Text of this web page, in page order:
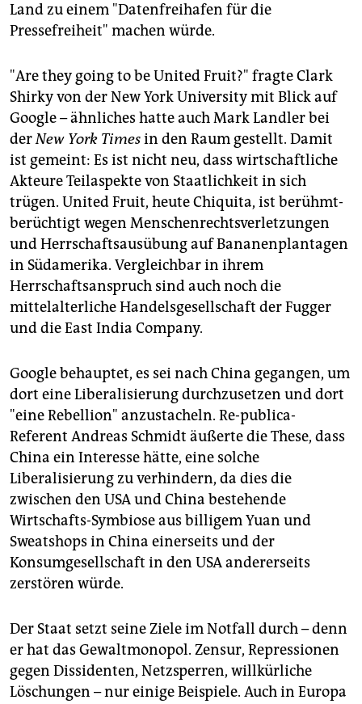
Land zu einem "Datenfreihafen für die
Pressefreiheit" machen würde.
"Are they going to be United Fruit?" fragte Clark
Shirky von der New York University mit Blick auf
Google – ähnliches hatte auch Mark Landler bei
derNew York Timesin den Raum gestellt. Damit
ist gemeint: Es ist nicht neu, dass wirtschaftliche
Akteure Teilaspekte von Staatlichkeit in sich
trügen. United Fruit, heute Chiquita, ist berühmt-
berüchtigt wegen Menschenrechtsverletzungen
und Herrschaftsausübung auf Bananenplantagen
in Südamerika. Vergleichbar in ihrem
Herrschaftsanspruch sind auch noch die
mittelalterliche Handelsgesellschaft der Fugger
und die East India Company.
Google behauptet, es sei nach China gegangen, um
dort eine Liberalisierung durchzusetzen und dort
"eine Rebellion" anzustacheln. Re-publica-
Referent Andreas Schmidt äußerte die These, dass
China ein Interesse hätte, eine solche
Liberalisierung zu verhindern, da dies die
zwischen den USA und China bestehende
Wirtschafts-Symbiose aus billigem Yuan und
Sweatshops in China einerseits und der
Konsumgesellschaft in den USA andererseits
zerstören würde.
Der Staat setzt seine Ziele im Notfall durch – denn
er hat das Gewaltmonopol. Zensur, Repressionen
gegen Dissidenten, Netzsperren, willkürliche
Löschungen – nur einige Beispiele. Auch in Europa